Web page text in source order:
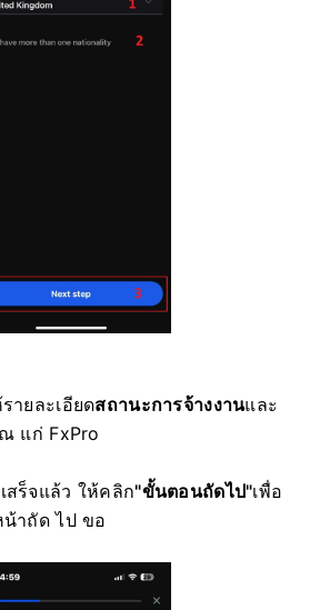
ายละเอียดสถานะการจ้างงานและ
แก่ FxPro
สร็จแล้ว ให้คลิก"ขั้นตอนถัดไป"เพื่อ
น้าถัด ไป ขอ